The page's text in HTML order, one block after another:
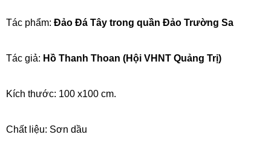
Tác phẩm: Đảo Đá Tây trong quần Đảo Trường Sa
Tác giả: Hồ Thanh Thoan (Hội VHNT Quảng Trị)
Kích thước: 100 x100 cm.
Chất liệu: Sơn dầu